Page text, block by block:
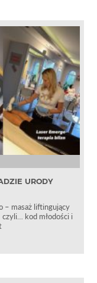
URODY
– masaż liftingujący
kod młodości i